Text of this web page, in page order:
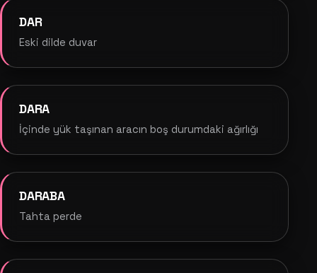
DAR
Eski dilde duvar
DARA
İçinde yük taşınan aracın boş durumdaki ağırlığı
DARABA
Tahta perde